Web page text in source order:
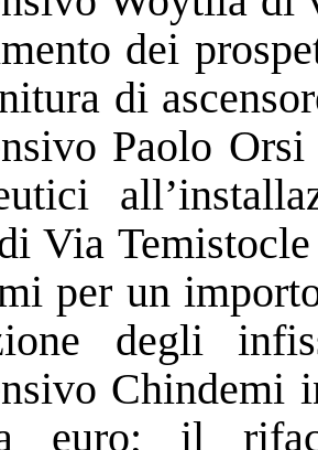
dei
di
Paolo
Via
per un
degli
euro; il